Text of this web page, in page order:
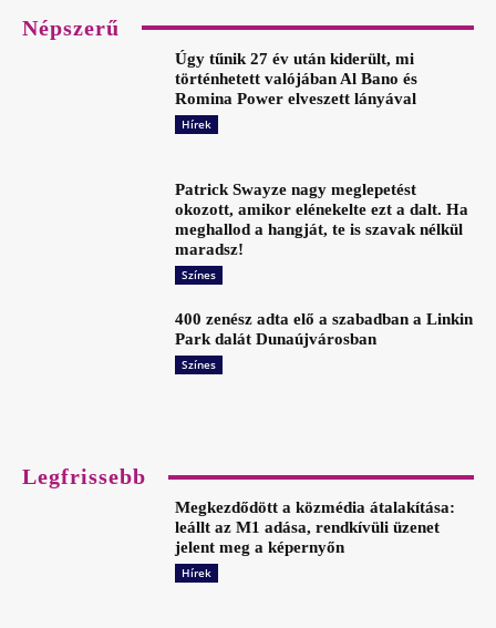
Népszerű
Úgy tűnik 27 év után kiderült, mi
történhetett valójában Al Bano és
Romina Power elveszett lányával
Hírek
Patrick Swayze nagy meglepetést
okozott, amikor elénekelte ezt a dalt. Ha
meghallod a hangját, te is szavak nélkül
maradsz!
Színes
400 zenész adta elő a szabadban a Linkin
Park dalát Dunaújvárosban
Színes
Legfrissebb
Megkezdődött a közmédia átalakítása:
leállt az M1 adása, rendkívüli üzenet
jelent meg a képernyőn
Hírek